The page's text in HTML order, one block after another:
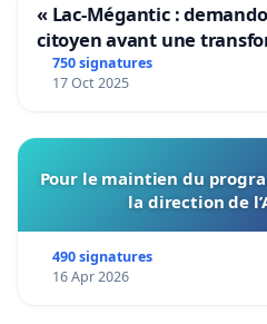
« Lac-Mégantic :
citoyen avant une
de notre territoire »
750 signatures
17 Oct 2025
Pour le maintien du
la direction de
490 signatures
16 Apr 2026